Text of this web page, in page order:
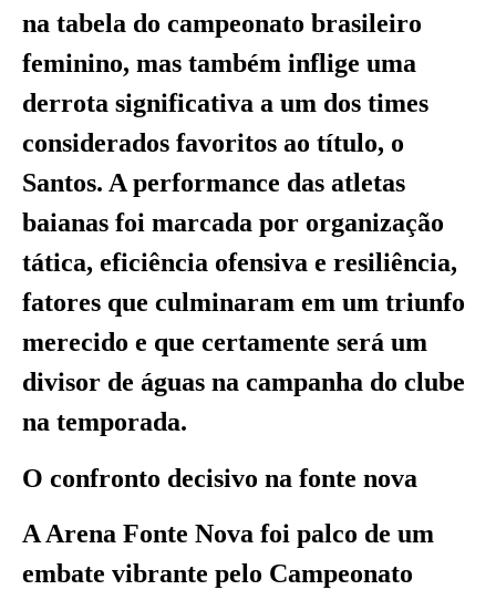
na tabela do campeonato brasileiro
feminino, mas também inflige uma
derrota significativa a um dos times
considerados favoritos ao título, o
Santos. A performance das atletas
baianas foi marcada por organização
tática, eficiência ofensiva e resiliência,
fatores que culminaram em um triunfo
merecido e que certamente será um
divisor de águas na campanha do clube
na temporada.
O confronto decisivo na fonte nova
A Arena Fonte Nova foi palco de um
embate vibrante pelo Campeonato